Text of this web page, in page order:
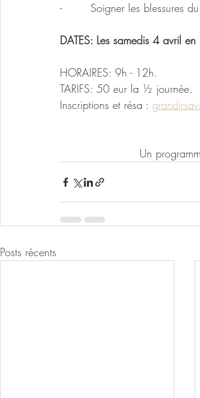
-        Soigner les blessures
DATES: Les samedis 4 avril
HORAIRES: 9h - 12h.
TARIFS: 50 eur la ½ journée.
Inscriptions et résa :
Un
Posts récents